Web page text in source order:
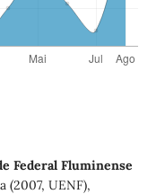
Federal Fluminense
(2007, UENF),